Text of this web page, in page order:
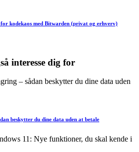
kodekaos med Bitwarden (privat og erhverv)
interesse dig for
beskytter du dine data uden at betale